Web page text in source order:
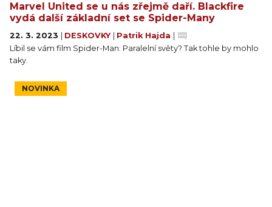
Marvel United se u nás zřejmě daří. Blackfire
vydá další základní set se Spider-Many
22. 3. 2023 DESKOVKY Patrik Hajda
Líbil se vám film Spider-Man: Paralelní světy? Tak tohle by mohlo
taky.
NOVINKA